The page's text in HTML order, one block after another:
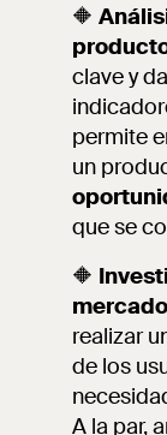
🔶
clave y
permite
un
que se
🔶
realizar
de los
A la par,